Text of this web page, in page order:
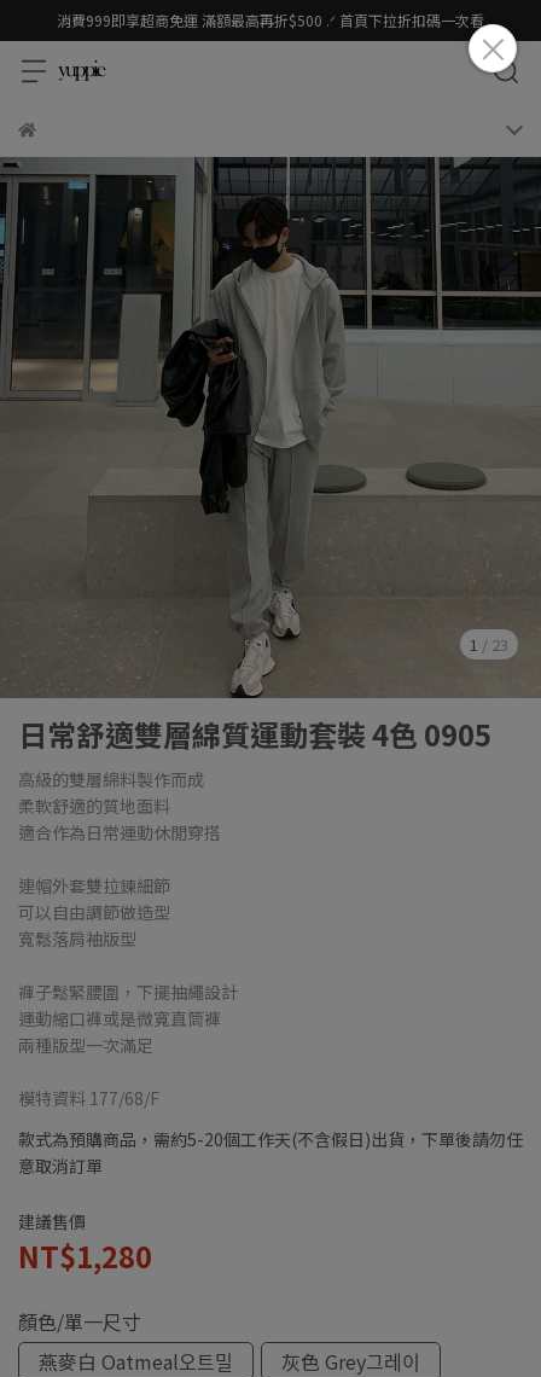
消費999即享超商免運 滿額最高再折$500 .ᐟ 首頁下拉折扣碼一次看
1 / 23
日常舒適雙層綿質運動套裝 4色 0905
高級的雙層綿料製作而成
柔軟舒適的質地面料
適合作為日常運動休閒穿搭
連帽外套雙拉鍊細節
可以自由調節做造型
寬鬆落肩袖版型
褲子鬆緊腰圍，下擺抽繩設計
運動縮口褲或是微寬直筒褲
兩種版型一次滿足
模特資料 177/68/F
款式為預購商品，需約5-20個工作天(不含假日)出貨，下單後請勿任
意取消訂單
建議售價
NT$1,280
顏色/單一尺寸
燕麥白 Oatmeal오트밀
灰色 Grey그레이